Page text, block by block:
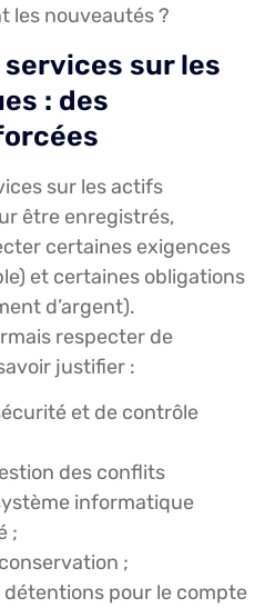
les nouveautés ?
sur les
: des
sur les actifs
être enregistrés,
certaines exigences
et certaines obligations
d’argent).
respecter de
justifier :
et de contrôle
des conflits
informatique
;
;
détentions pour le compte